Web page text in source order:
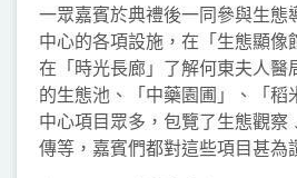
一眾嘉賓於典禮後一同參與生態
中心的各項設施，在「生態顯像
在「時光長廊」了解何東夫人醫
的生態池、「中藥園圃」、「稻
中心項目眾多，包覽了生態觀察
傳等，嘉賓們都對這些項目甚為